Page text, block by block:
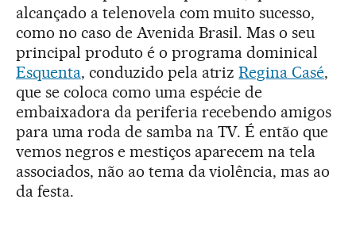
alcançado a telenovela com muito sucesso,
como no caso de Avenida Brasil. Mas o seu
principal produto é o programa dominical
Esquenta, conduzido pela atrizRegina Casé,
que se coloca como uma espécie de
embaixadora da periferia recebendo amigos
para uma roda de samba na TV. É então que
vemos negros e mestiços aparecem na tela
associados, não ao tema da violência, mas ao
da festa.